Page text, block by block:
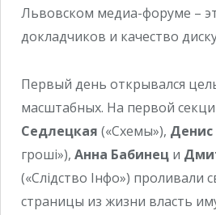
Львовском медиа-форуме –
докладчиков и качество
Первый день открывался
масштабных. На первой
Седлецкая («Схемы»), Денис
гроші»), Анна Бабинец и
(«Слідство Інфо») проливали
страницы из жизни власть